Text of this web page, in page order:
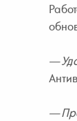
—
—